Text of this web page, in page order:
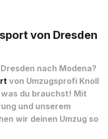
von Dresden
nach Modena?
von Umzugsprofi Knoll
du brauchst! Mit
und unserem
wir deinen Umzug so